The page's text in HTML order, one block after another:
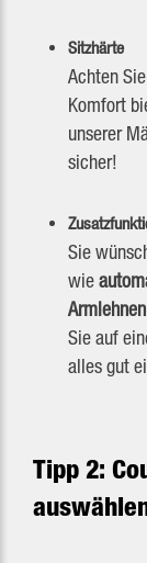
Sitzhärte
Achten
Komfort
unserer
sicher!
Sie
wie
Armlehnen
Sie auf
alles gut
Tipp 2: